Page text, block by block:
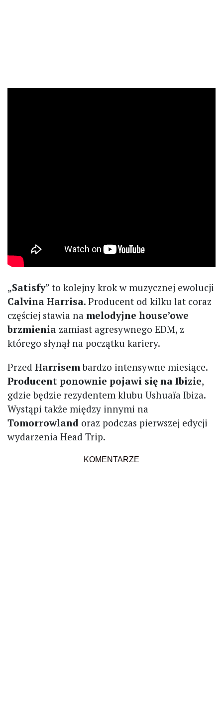
„Satisfy” to kolejny krok w muzycznej ewolucji
Calvina Harrisa. Producent od kilku lat coraz
częściej stawia na melodyjne house’owe
brzmienia zamiast agresywnego EDM, z
którego słynął na początku kariery.
Przed Harrisembardzo intensywne miesiące.
Producent ponownie pojawi się na Ibizie,
gdzie będzie rezydentem klubu Ushuaïa Ibiza.
Wystąpi także między innymi na
Tomorrowland oraz podczas pierwszej edycji
wydarzenia Head Trip.
KOMENTARZE